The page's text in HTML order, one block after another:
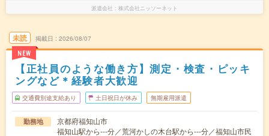
派遣会社 株式会社ニッソーネット
未読
NEW
掲載日 2026/08/07
【正社員のような働き方】測定・検査・ピッキ
ングなど＊経験者大歓迎
交通費別途支給あり 土日祝日が休み 無期雇用派遣
勤務地
京都府福知山市
福知山駅から---分／荒河かしの木台駅から---分／福知山市民